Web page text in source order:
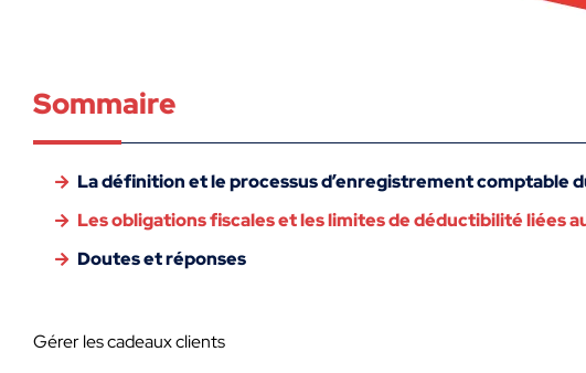
Sommaire
La définition et le processus d’enregistrement comptable
Les obligations fiscales et les limites de déductibilité liées
Doutes et réponses
Gérer les cadeaux clients